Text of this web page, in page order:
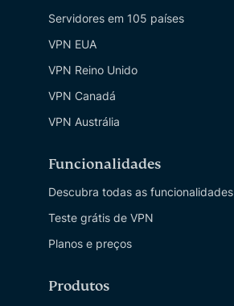
Servidores em 105 países
VPN EUA
VPN Reino Unido
VPN Canadá
VPN Austrália
Funcionalidades
Descubra todas as funcionalidades
Teste grátis de VPN
Planos e preços
Produtos